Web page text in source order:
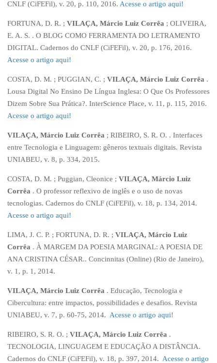
CNLF (CiFEFil), v. 20, p. 110, 2016. Acesse o artigo aqui!
FORTUNA, D. R. ; VILAÇA, Márcio Luiz Corrêa ; OLIVEIRA,
E. A. S. . O BLOG COMO FERRAMENTA DO LETRAMENTO
DIGITAL. Cadernos do CNLF (CiFEFil), v. 20, p. 176, 2016.
Acesse o artigo aqui!
COSTA, D. M. ; PUGGIAN, C. ; VILAÇA, Márcio Luiz Corrêa .
Lousa Digital No Ensino De Língua Inglesa: O Que Os Professores
Dizem Sobre Sua Prática?. InterScience Place, v. 11, p. 115, 2016.
Acesse o artigo aqui!
VILAÇA, Márcio Luiz Corrêa ; RIBEIRO, S. R. O. . Interfaces
entre Tecnologia e Linguagem: gêneros textuais digitais. Revista
UNIABEU, v. 8, p. 334, 2015.
COSTA, D. M. ; Puggian, Cleonice ; VILAÇA, Márcio Luiz
Corrêa . O professor reflexivo de inglês e o uso de novas
tecnologias. Cadernos do CNLF (CiFEFil), v. 18, p. 134, 2014.
Acesse o artigo aqui!
LIMA, J. C. P. ; FORTUNA, D. R. ; VILAÇA, Márcio Luiz
Corrêa . À MARGEM DA POESIA MARGINAL: A POESIA DE
ANA CRISTINA CÉSAR.. Concinnitas (Online) (Rio de Janeiro),
v. 1, p. 1, 2014.
VILAÇA, Márcio Luiz Corrêa . Educação, Tecnologia e
Cibercultura: entre impactos, possibilidades e desafios. Revista
UNIABEU, v. 7, p. 60-75, 2014. Acesse o artigo aqui!
RIBEIRO, S. R. O. ; VILAÇA, Márcio Luiz Corrêa .
TECNOLOGIA, LINGUAGEM E EDUCAÇÃO A DISTÂNCIA.
Cadernos do CNLF (CiFEFil), v. 18, p. 397, 2014. Acesse o artigo